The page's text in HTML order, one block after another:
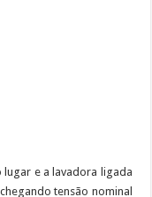
e a lavadora ligada
tensão nominal